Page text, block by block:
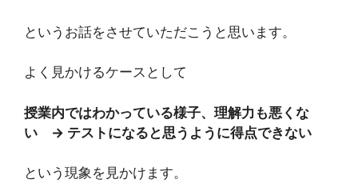
というお話をさせていただこうと思います。
よく見かけるケースとして
授業内ではわかっている様子、理解力も悪くな
い → テストになると思うように得点できない
という現象を見かけます。